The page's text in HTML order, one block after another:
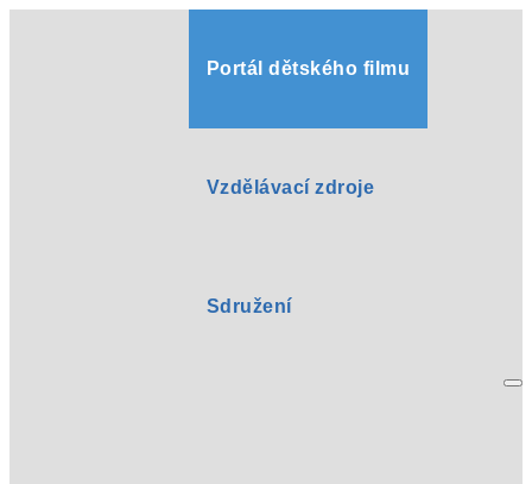
Portál dětského filmu
Vzdělávací zdroje
Sdružení